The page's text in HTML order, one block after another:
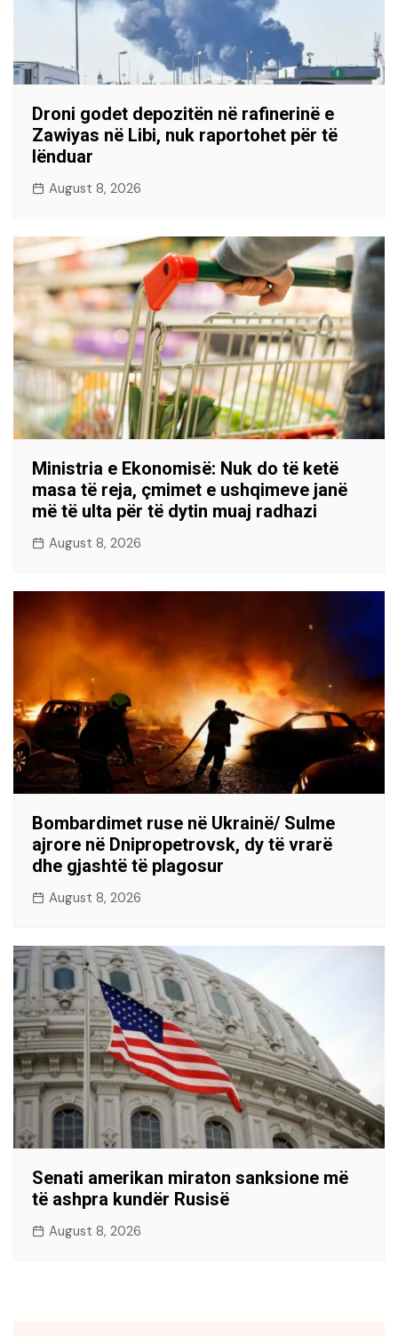
Droni godet depozitën në rafinerinë e
Zawiyas në Libi, nuk raportohet për të
lënduar
August 8, 2026
Ministria e Ekonomisë: Nuk do të ketë
masa të reja, çmimet e ushqimeve janë
më të ulta për të dytin muaj radhazi
August 8, 2026
Bombardimet ruse në Ukrainë/ Sulme
ajrore në Dnipropetrovsk, dy të vrarë
dhe gjashtë të plagosur
August 8, 2026
Senati amerikan miraton sanksione më
të ashpra kundër Rusisë
August 8, 2026